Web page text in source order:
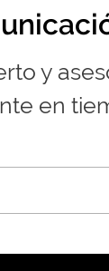
y
en